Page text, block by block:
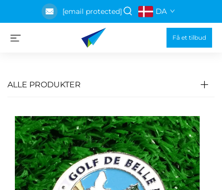
[email protected] DA
Få et tilbud
ALLE PRODUKTER